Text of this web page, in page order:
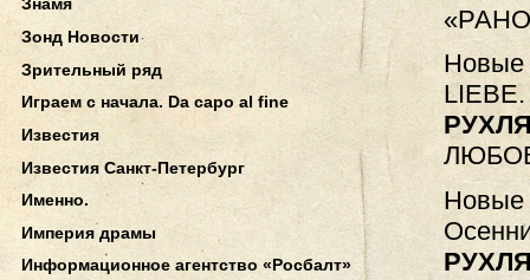
Новые
Новые
Знамя
Зонд Новости
Зрительный ряд
Играем с начала. Da capo al fine
Известия
Известия Санкт-Петербург
Именно.
Империя драмы
Информационное агентство «Росбалт»